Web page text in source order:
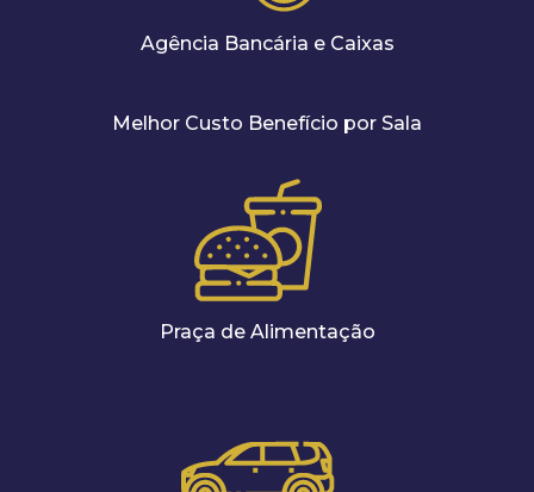
Agência Bancária e Caixas
Melhor Custo Benefício por Sala
Praça de Alimentação